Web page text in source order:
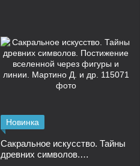
Новинка
Сакральное искусство. Тайны
древних символов.